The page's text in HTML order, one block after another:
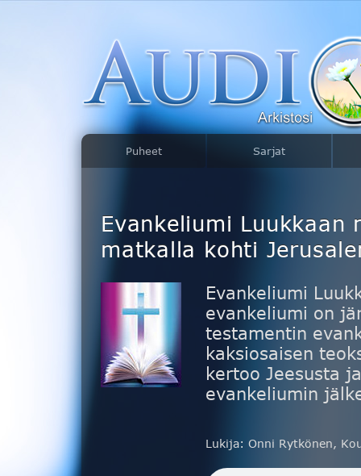
Puheet Sarjat
Evankeliumi Luukkaan
matkalla kohti
Evankeliumi
evankeliumi on
testamentin
kaksiosaisen
kertoo Jeesusta
evankeliumin
Lukija: Onni Rytkönen,